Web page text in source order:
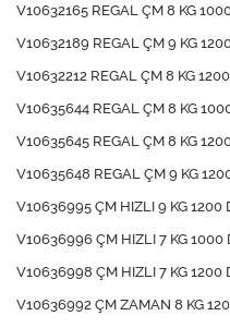
V10632165 REGAL ÇM 8 KG
V10632189 REGAL ÇM 9 KG
V10632212 REGAL ÇM 8 KG
V10635644 REGAL ÇM 8 KG
V10635645 REGAL ÇM 8 KG
V10635648 REGAL ÇM 9 KG
V10636995 ÇM HIZLI 9 KG 1200
V10636996 ÇM HIZLI 7 KG 1000
V10636998 ÇM HIZLI 7 KG 1200
V10636992 ÇM ZAMAN 8 KG